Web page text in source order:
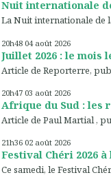
Nuit internationale
La Nuit internationale de
20h48 04 août 2026
Juillet 2026 : le mois
Article de Reporterre,
20h47 03 août 2026
Afrique du Sud : les
Article de Paul Martial ,
21h36 02 août 2026
Festival Chéri 2026
Ce samedi, le Festival